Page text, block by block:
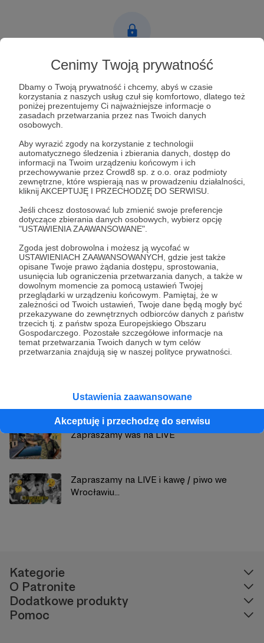
Cenimy Twoją prywatność
Dbamy o Twoją prywatność i chcemy, abyś w czasie
korzystania z naszych usług czuł się komfortowo, dlatego też
poniżej prezentujemy Ci najważniejsze informacje o
zasadach przetwarzania przez nas Twoich danych
osobowych.
Aby wyrazić zgody na korzystanie z technologii
automatycznego śledzenia i zbierania danych, dostęp do
informacji na Twoim urządzeniu końcowym i ich
przechowywanie przez Crowd8 sp. z o.o. oraz podmioty
zewnętrzne, które wspierają nas w prowadzeniu działalności,
kliknij AKCEPTUJĘ I PRZECHODZĘ DO SERWISU.
Jeśli chcesz dostosować lub zmienić swoje preferencje
dotyczące zbierania danych osobowych, wybierz opcję
"USTAWIENIA ZAAWANSOWANE".
Zgoda jest dobrowolna i możesz ją wycofać w
USTAWIENIACH ZAAWANSOWANYCH, gdzie jest także
opisane Twoje prawo żądania dostępu, sprostowania,
usunięcia lub ograniczenia przetwarzania danych, a także w
dowolnym momencie za pomocą ustawień Twojej
przeglądarki w urządzeniu końcowym. Pamiętaj, że w
zależności od Twoich ustawień, Twoje dane będą mogły być
przekazywane do zewnętrznych odbiorców danych z państw
trzecich tj. z państw spoza Europejskiego Obszaru
Gospodarczego. Pozostałe szczegółowe informacje na
temat przetwarzania Twoich danych w tym celów
przetwarzania znajdują się w naszej polityce prywatności.
Ustawienia zaawansowane
Akceptuję i przechodzę do serwisu
Post dostępny tylko dla Patronów
Aby zobaczyć ten materiał musisz być zalogowany
Zostań Patronem
Zaloguj się
Udostępnij
Szewczyk Travel (Natalia i Łukasz)
Zobacz profil autora
Zobacz również
Zapraszamy was na LIVE
Zapraszamy na LIVE i kawę / piwo we
Wrocławiu...
Kategorie
O Patronite
Dodatkowe produkty
Pomoc